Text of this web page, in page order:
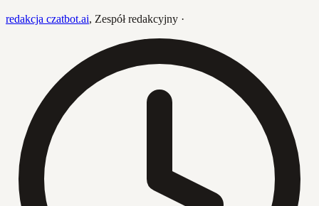
redakcja czatbot.ai, Zespół redakcyjny ·